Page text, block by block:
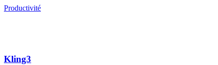
Productivité
Kling3